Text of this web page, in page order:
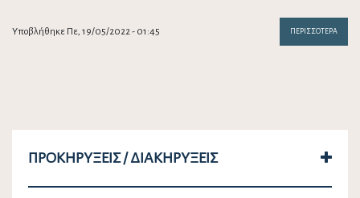
Υποβλήθηκε Πε, 19/05/2022 - 01:45 ΠΕΡΙΣΣΌΤΕΡΑ
ΠΡΟΚΗΡΎΞΕΙΣ / ΔΙΑΚΗΡΎΞΕΙΣ